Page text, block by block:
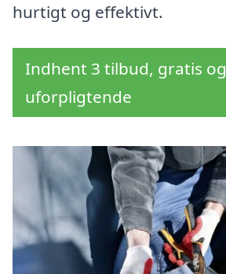
hurtigt og effektivt.
Indhent 3 tilbud, gratis og
uforpligtende